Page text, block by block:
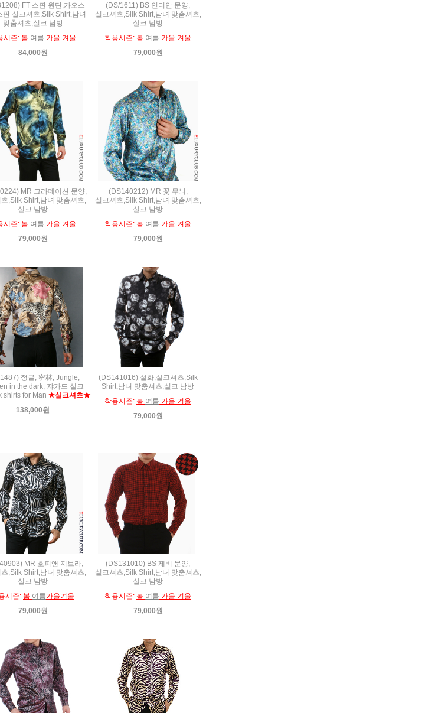
FT 스판 원단,카오스
판 실크셔츠,Silk Shirt,남녀
맞춤셔츠,실크 남방
시즌: 봄 여름 가을 겨울
84,000원
(DS/1611) BS 인디안 문양,
실크셔츠,Silk Shirt,남녀 맞춤셔츠,
실크 남방
착용시즌: 봄 여름 가을 겨울
79,000원
MR 그라데이션 문양,
,Silk Shirt,남녀 맞춤셔츠,
실크 남방
시즌: 봄 여름 가을 겨울
79,000원
(DS140212) MR 꽃 무늬,
실크셔츠,Silk Shirt,남녀 맞춤셔츠,
실크 남방
착용시즌: 봄 여름 가을 겨울
79,000원
정글, 密林, Jungle,
in the dark, 쟈가드 실크
shirts for Man ★실크셔츠★
138,000원
(DS141016) 설화,실크셔츠,Silk
Shirt,남녀 맞춤셔츠,실크 남방
착용시즌: 봄 여름 가을 겨울
79,000원
MR 호피앤 지브라,
,Silk Shirt,남녀 맞춤셔츠,
실크 남방
시즌: 봄 여름가을겨울
79,000원
(DS131010) BS 제비 문양,
실크셔츠,Silk Shirt,남녀 맞춤셔츠,
실크 남방
착용시즌: 봄 여름 가을 겨울
79,000원